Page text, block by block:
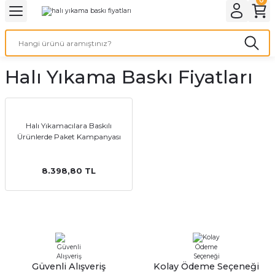
Geri Dön
Geri Dön
Geri Dön
Geri Dön
Ürünleri
Geri Dön
Geri Dön
Geri Dön
Halı Yıkama Baskı Fiyatları
Halı Yıkamacılara Baskılı
Ürünlerde Paket Kampanyası
8.398,80 TL
Güvenli Alışveriş Kolay Ödeme Seçeneği